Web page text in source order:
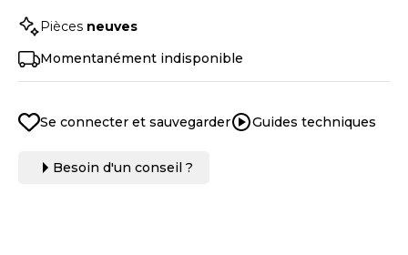
Pièces neuves
Momentanément indisponible
Se connecter et sauvegarder Guides techniques
Besoin d'un conseil ?